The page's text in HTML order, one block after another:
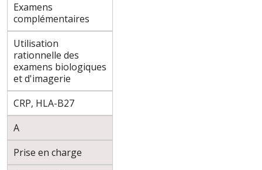
Examens
complémentaires
Utilisation
rationnelle des
examens biologiques
et d'imagerie
CRP, HLA-B27
A
Prise en charge